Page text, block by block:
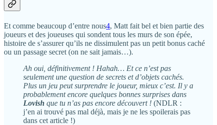
Et comme beaucoup d’entre nous4, Matt fait bel et bien partie des
joueurs et des joueuses qui sondent tous les murs de son épée,
histoire de s’assurer qu’ils ne dissimulent pas un petit bonus caché
ou un passage secret (on ne sait jamais…).
Ah oui, définitivement ! Hahah… Et ce n’est pas
seulement une question de secrets et d’objets cachés.
Plus un jeu peut surprendre le joueur, mieux c’est. Il y a
probablement encore quelques bonnes surprises dans
Lovish que tu n’as pas encore découvert ! (NDLR :
j’en ai trouvé pas mal déjà, mais je ne les spoilerais pas
dans cet article !)